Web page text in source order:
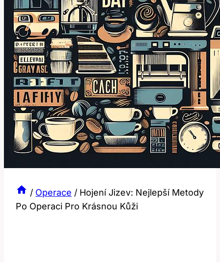
/ Operace / Hojení Jizev: Nejlepší Metody
Po Operaci Pro Krásnou Kůži